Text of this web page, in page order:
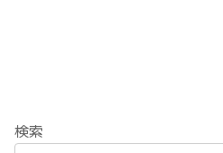
検索